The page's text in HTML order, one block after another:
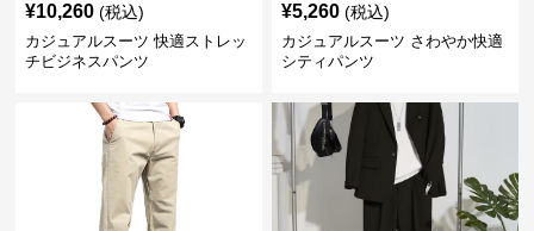
¥10,260 (税込)
カジュアルスーツ 快適ストレッ
チビジネスパンツ
¥5,260 (税込)
カジュアルスーツ さわやか快適
シティパンツ